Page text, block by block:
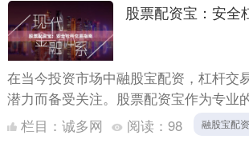
股票配资宝：安全
在当今投资市场中融股宝配资，杠杆交
潜力而备受关注。股票配资宝作为专业
致力于为投资者提供安全、透明、高效
案。本文将....
栏目： 诚多网 阅读： 98 融股宝配资